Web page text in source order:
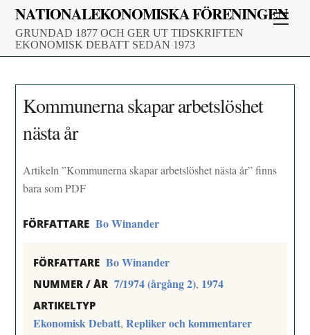
Skip
content
NATIONALEKONOMISKA FÖRENINGEN
GRUNDAD 1877 OCH GER UT TIDSKRIFTEN
EKONOMISK DEBATT SEDAN 1973
Kommunerna skapar arbetslöshet
nästa år
Artikeln ”Kommunerna skapar arbetslöshet nästa år” finns
bara som PDF
FÖRFATTARE Bo Winander
FÖRFATTARE Bo Winander
NUMMER / ÅR 7/1974 (årgång 2), 1974
ARTIKELTYP
Ekonomisk Debatt,Repliker och kommentarer